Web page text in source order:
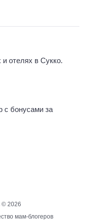
и отелях в Сукко.
с бонусами за
© 2026
мам-блогеров